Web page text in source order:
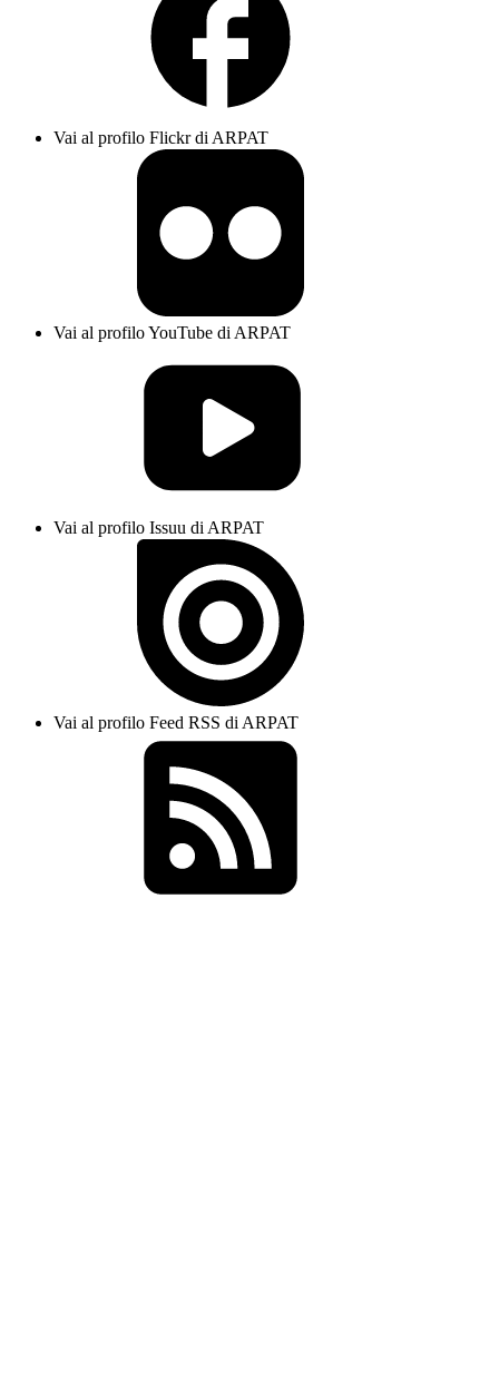
Vai al profilo Flickr di ARPAT
Vai al profilo YouTube di ARPAT
Vai al profilo Issuu di ARPAT
Vai al profilo Feed RSS di ARPAT